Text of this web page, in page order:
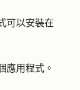
可以安裝在
應用程式。